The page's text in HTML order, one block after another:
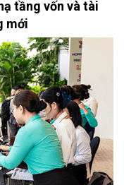
tầng vốn và tài
mới